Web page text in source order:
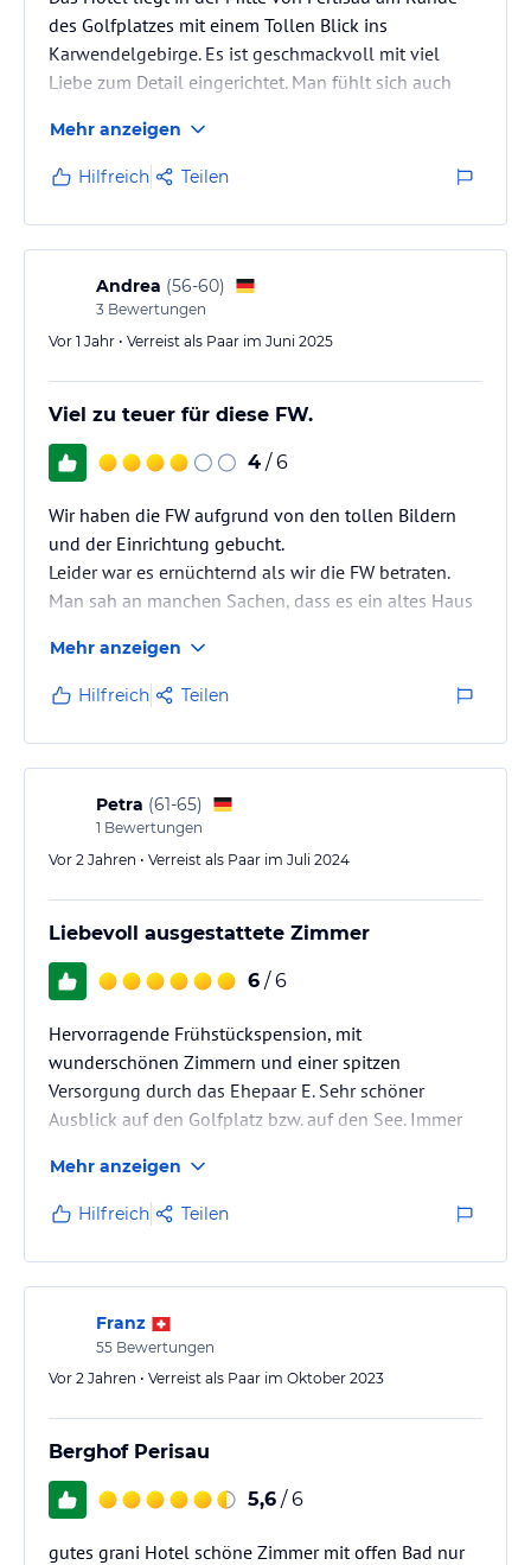
des Golfplatzes mit einem Tollen Blick ins
Karwendelgebirge. Es ist geschmackvoll mit viel
Liebe zum Detail eingerichtet. Man fühlt sich auch
Mehr anzeigen
Hilfreich Teilen
Andrea (56-60)
3 Bewertungen
Vor 1 Jahr • Verreist als Paar im Juni 2025
Viel zu teuer für diese FW.
4 / 6
Wir haben die FW aufgrund von den tollen Bildern
und der Einrichtung gebucht.
Leider war es ernüchternd als wir die FW betraten.
Man sah an manchen Sachen, dass es ein altes Haus
Sachen wie Badezimmertür und Eingangstür. In der
Küche konnte nur eine Person stehen, da diese ein
enger Schlauch war und in der Mitte zwischen
Wohnzimmer und Schlafzimmer lag.
Wir hatten die FW zur Strasse, was nicht gerade ein
schöner Ausblick war. Die Kirche gegenüber und 2
größere…
Mehr anzeigen
Hilfreich Teilen
Petra (61-65)
1 Bewertungen
Vor 2 Jahren • Verreist als Paar im Juli 2024
Liebevoll ausgestattete Zimmer
6 / 6
Hervorragende Frühstückspension, mit
wunderschönen Zimmern und einer spitzen
Versorgung durch das Ehepaar E. Sehr schöner
Ausblick auf den Golfplatz bzw. auf den See. Immer
Mehr anzeigen
Hilfreich Teilen
Franz
55 Bewertungen
Vor 2 Jahren • Verreist als Paar im Oktober 2023
Berghof Perisau
5,6 / 6
gutes grani Hotel schöne Zimmer mit offen Bad nur